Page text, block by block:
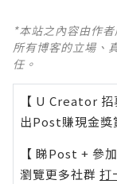
*本站之內容由作
所有博客的立場、
任。
【 U Creator 招
出Post賺現金獎
【 睇Post + 參
瀏覽更多社群 打